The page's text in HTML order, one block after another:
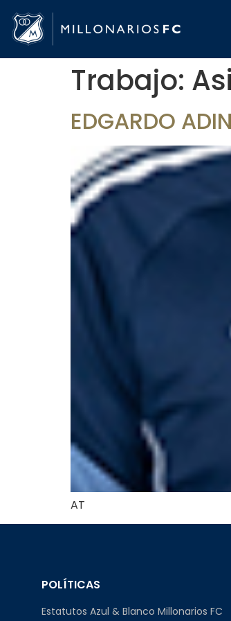
Trabajo:
EDGARDO
AT
POLÍTICAS
Estatutos Azul & Blanco Millonarios FC